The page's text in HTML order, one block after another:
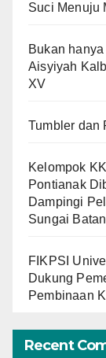
Suci Menuju
Bukan
Aisyiyah
XV
Tumbler dan
Kelompok
Pontianak
Dampingi
Sungai
FIKPSI
Dukung
Pembinaan
Recent